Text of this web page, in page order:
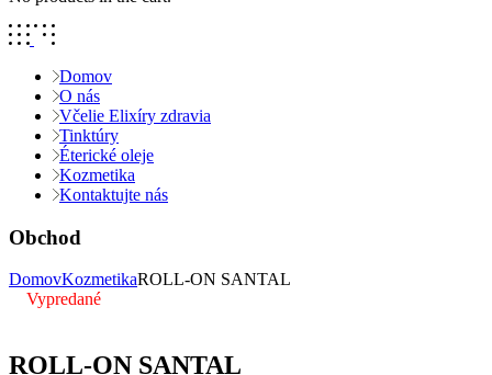
Domov
O nás
Včelie Elixíry zdravia
Tinktúry
Éterické oleje
Kozmetika
Kontaktujte nás
Obchod
DomovKozmetikaROLL-ON SANTAL
Vypredané
ROLL-ON SANTAL